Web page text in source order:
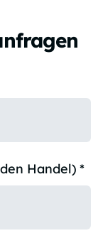
Handel) *